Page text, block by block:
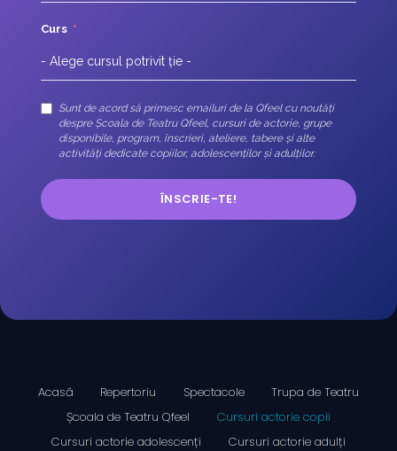
Curs
Sunt de acord să primesc emailuri de la Qfeel cu noutăți
despre Școala de Teatru Qfeel, cursuri de actorie, grupe
disponibile, program, înscrieri, ateliere, tabere și alte
activități dedicate copiilor, adolescenților și adulților.
ÎNSCRIE-TE!
Acasă Repertoriu Spectacole
Trupa de Teatru
Școala de Teatru Qfeel
Cursuri actorie copii
Cursuri actorie adolescenți
Cursuri actorie adulți